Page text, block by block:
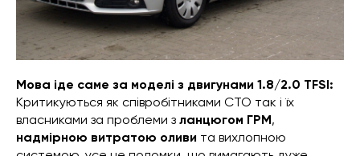
Мова іде саме за моделі з двигунами 1.8/2.0 TFSI:
Критикуються як співробітниками СТО так і їх
власниками за проблеми з ланцюгом ГРМ,
надмірною витратою оливи та вихлопною